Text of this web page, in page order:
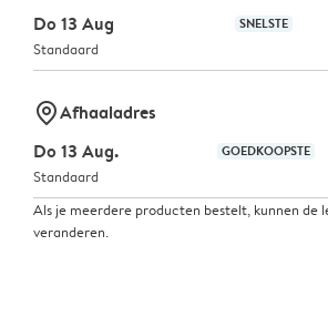
Do 13 Aug
SNELSTE
Standaard
marker-pinAfhaaladres
Do 13 Aug.
GOEDKOOPSTE
Standaard
Als je meerdere producten bestelt, kunnen de
veranderen.